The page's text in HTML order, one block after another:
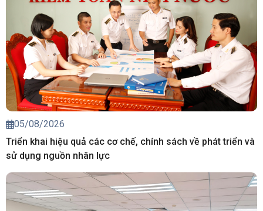
05/08/2026
Triển khai hiệu quả các cơ chế, chính sách về phát triển và
sử dụng nguồn nhân lực